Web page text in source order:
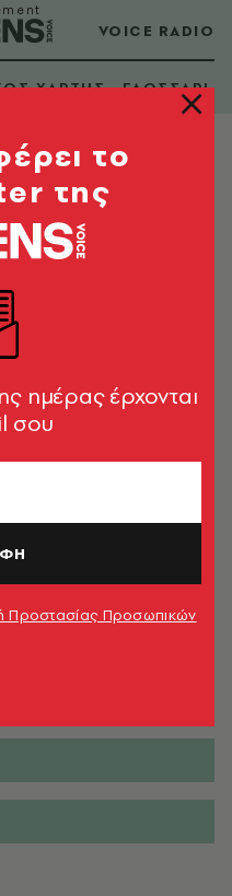
VOICE RADIO
ΧΑΡΤΗΣ ΓΛΩΣΣΑΡΙ
το
της
ημέρας έρχονται
σου
Προστασίας Προσωπικών